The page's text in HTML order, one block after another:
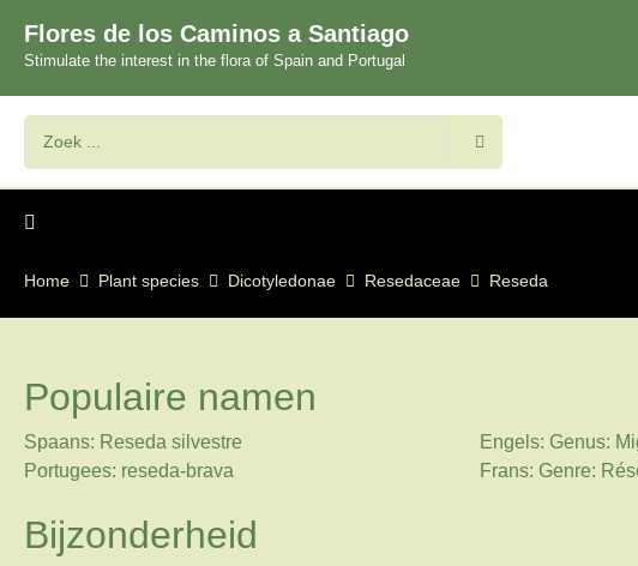
Flores de los Caminos a Santiago
Stimulate the interest in the flora of Spain and Portugal
Home Plant species Dicotyledonae Resedaceae Reseda
Populaire namen
Spaans: Reseda silvestre Engels: Genus:
Portugees: reseda-brava
Frans: Genre:
Bijzonderheid